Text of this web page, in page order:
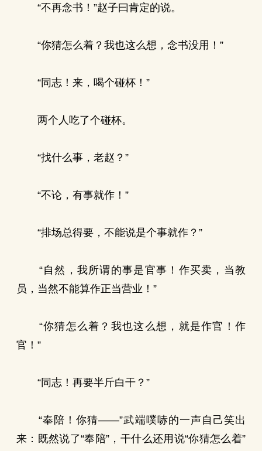
“不再念书！”赵子曰肯定的说。
“你猜怎么着？我也这么想，念书没用！”
“同志！来，喝个碰杯！”
两个人吃了个碰杯。
“找什么事，老赵？”
“不论，有事就作！”
“排场总得要，不能说是个事就作？”
“自然，我所谓的事是官事！作买卖，当教
员，当然不能算作正当营业！”
“你猜怎么着？我也这么想，就是作官！作
官！”
“同志！再要半斤白干？”
“奉陪！你猜——”武端噗哧的一声自己笑出
来：既然说了“奉陪”，干什么还用说“你猜怎么着”